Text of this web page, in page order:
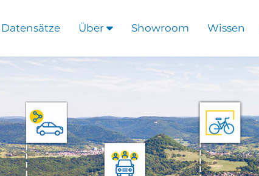
Datensätze Über Showroom Wissen